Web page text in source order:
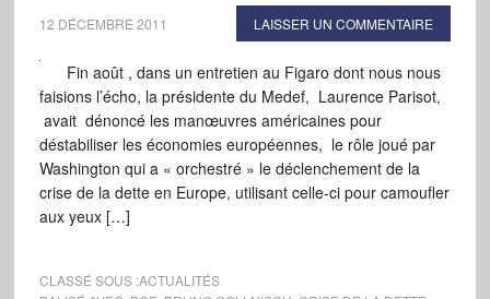
12 DÉCEMBRE 2011 LAISSER UN COMMENTAIRE
Fin août , dans un entretien au Figaro dont nous nous
faisions l’écho, la présidente du Medef, Laurence Parisot,
avait dénoncé les manœuvres américaines pour
déstabiliser les économies européennes, le rôle joué par
Washington qui a « orchestré » le déclenchement de la
crise de la dette en Europe, utilisant celle-ci pour camoufler
aux yeux […]
CLASSÉ SOUS :ACTUALITÉS